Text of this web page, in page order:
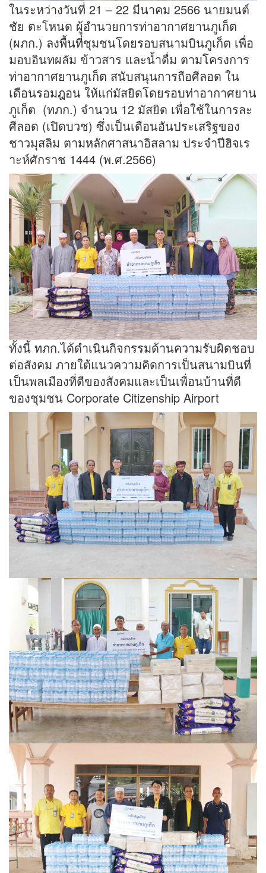
ในระหว่างวันที่ 21 – 22 มีนาคม 2566 นายมนต์
ชัย ตะโหนด ผู้อำนวยการท่าอากาศยานภูเก็ต
(ผภก.) ลงพื้นที่ชุมชนโดยรอบสนามบินภูเก็ต เพื่อ
มอบอินทผลัม ข้าวสาร และน้ำดื่ม ตามโครงการ
ท่าอากาศยานภูเก็ต สนับสนุนการถือศีลอด ใน
เดือนรอมฎอน ให้แก่มัสยิดโดยรอบท่าอากาศยาน
ภูเก็ต (ทภก.) จำนวน 12 มัสยิด เพื่อใช้ในการละ
ศีลอด (เปิดบวช) ซึ่งเป็นเดือนอันประเสริฐของ
ชาวมุสลิม ตามหลักศาสนาอิสลาม ประจำปีฮิจเร
าะห์ศักราช 1444 (พ.ศ.2566)
ทั้งนี้ ทภก.ได้ดำเนินกิจกรรมด้านความรับผิดชอบ
ต่อสังคม ภายใต้แนวความคิดการเป็นสนามบินที่
เป็นพลเมืองที่ดีของสังคมและเป็นเพื่อนบ้านที่ดี
ของชุมชน Corporate Citizenship Airport